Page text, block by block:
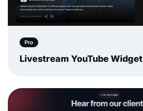
Pro
Livestream YouTube Widget